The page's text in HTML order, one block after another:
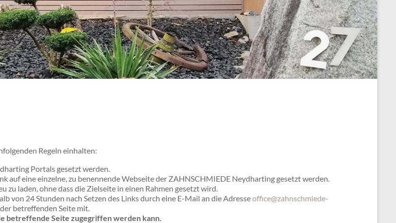
Regeln einhalten:
Portals gesetzt werden.
auf eine einzelne, zu benennende Webseite der ZAHNSCHMIEDE Neydharting gesetzt werden.
laden, ohne dass die Zielseite in einen Rahmen gesetzt wird.
24 Stunden nach Setzen des Links durch eine E-Mail an die Adresseoffice@zahnschmiede-
betreffenden Seite mit.
betreffende Seite zugegriffen werden kann.